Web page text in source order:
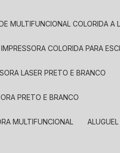
DE MULTIFUNCIONAL COLORIDA A
IMPRESSORA COLORIDA PARA
LASER PRETO E BRANCO
PRETO E BRANCO
MULTIFUNCIONAL